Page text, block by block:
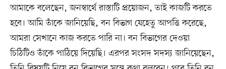
আমাকে বলেছেন, জনস্বার্থে রাস্তাটি প্রয়োজন, তাই কাজটি করতে
হবে। আমি তাঁকে জানিয়েছি, বন বিভাগ যেহেতু আপত্তি করেছে,
আমরা সেখানে কাজ করতে পারি না। বন বিভাগের দেওয়া
চিঠিটিও তাঁকে পাঠিয়ে দিয়েছি। এরপর সংসদ সদস্য জানিয়েছেন,